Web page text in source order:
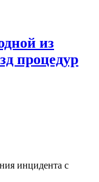
из
процедур
инцидента с